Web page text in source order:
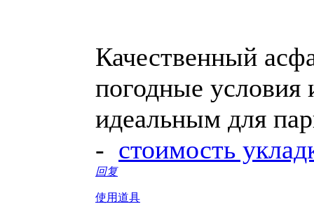
Качественный
погодные условия
идеальным для
- стоимость
回复
使用道具